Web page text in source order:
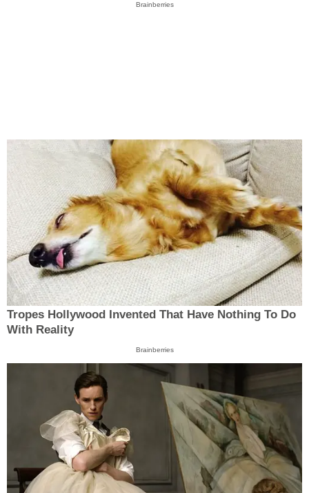
Brainberries
Tropes Hollywood Invented That Have Nothing To Do
With Reality
Brainberries